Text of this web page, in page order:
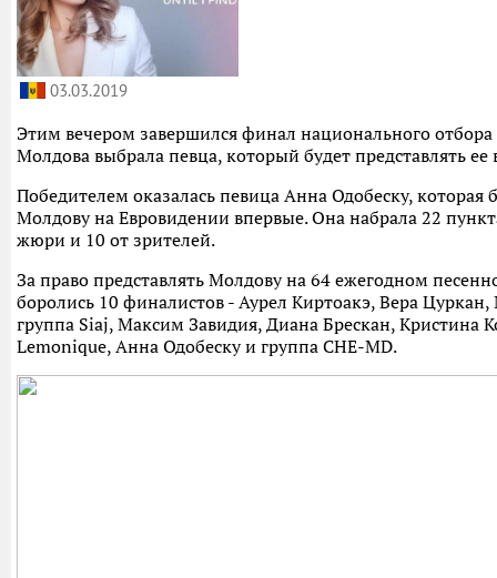
03.03.2019
Этим вечером завершился финал национального
Молдова выбрала певца, который будет представлять ее
Победителем оказалась певица Анна Одобеску, которая
Молдову на Евровидении впервые. Она набрала 22
жюри и 10 от зрителей.
За право представлять Молдову на 64 ежегодном
боролись 10 финалистов - Аурел Киртоакэ, Вера
группа Siaj, Максим Завидия, Диана Брескан, Кристина
Lemonique, Анна Одобеску и группа CHE-MD.